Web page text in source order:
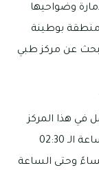
وضواحيها
بوطينة
يبحث عن مركز طبي
في هذا المركز
من الساعة الـ 08:00 صباحًا وحتى الساعة الـ 02:30
وأيضًا من الساعة الـ 05:00 مساءً وحتى الساعة